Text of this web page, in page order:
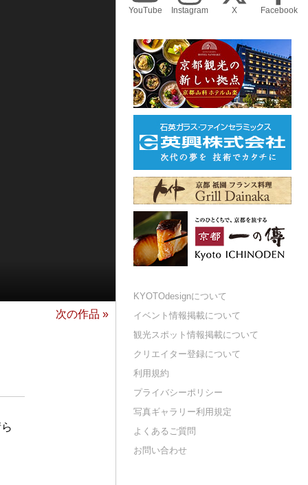
次の作品 »
YouTube Instagram X Facebook
KYOTOdesignについて
イベント情報掲載について
観光スポット情報掲載について
クリエイター登録について
利用規約
プライバシーポリシー
写真ギャラリー利用規定
よくあるご質問
お問い合わせ